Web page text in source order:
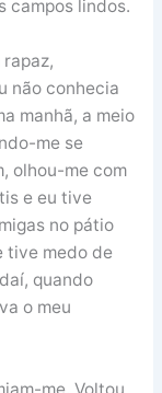
campos lindos.
não conhecia
manhã, a meio
me se
olhou-me com
e eu tive
no pátio
tive medo de
quando
o meu